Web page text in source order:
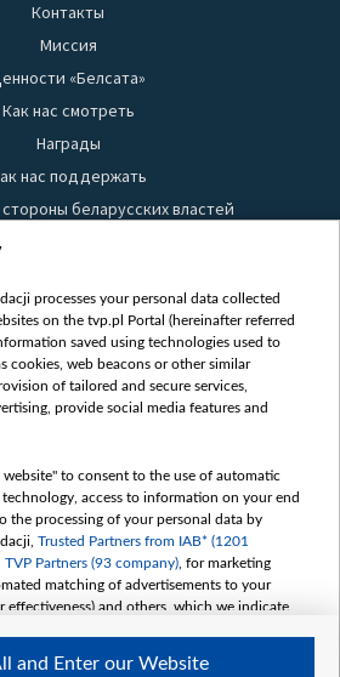
Контакты
Миссия
«Белсата»
Как нас смотреть
Награды
нас поддержать
беларусских властей
материалов
Безопасность
Youtube
Белсат news
Белсат Life
Belsat English
Biełsat PL
Белсат Now
Белсат Shorts
Белсат History
Белсат Music
processes your personal data collected
on the tvp.pl Portal (hereinafter referred
saved using technologies used to
cookies, web beacons or other similar
of tailored and secure services,
provide social media features and
to consent to the use of automatic
access to information on your end
the processing of your personal data by
Trusted Partners from IAB* (1201
TVP Partners (93 company) , for marketing
matching of advertisements to your
effectiveness) and others, which we indicate
data by TVP S.A. w likwidacji are as
and Enter our Website